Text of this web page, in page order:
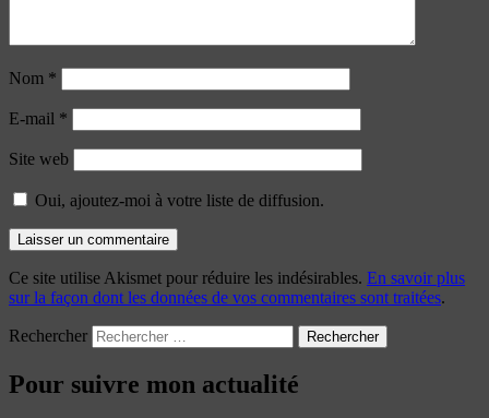
Nom *
E-mail *
Site web
Oui, ajoutez-moi à votre liste de diffusion.
Ce site utilise Akismet pour réduire les indésirables. En savoir plus
sur la façon dont les données de vos commentaires sont traitées.
Rechercher
Pour suivre mon actualité